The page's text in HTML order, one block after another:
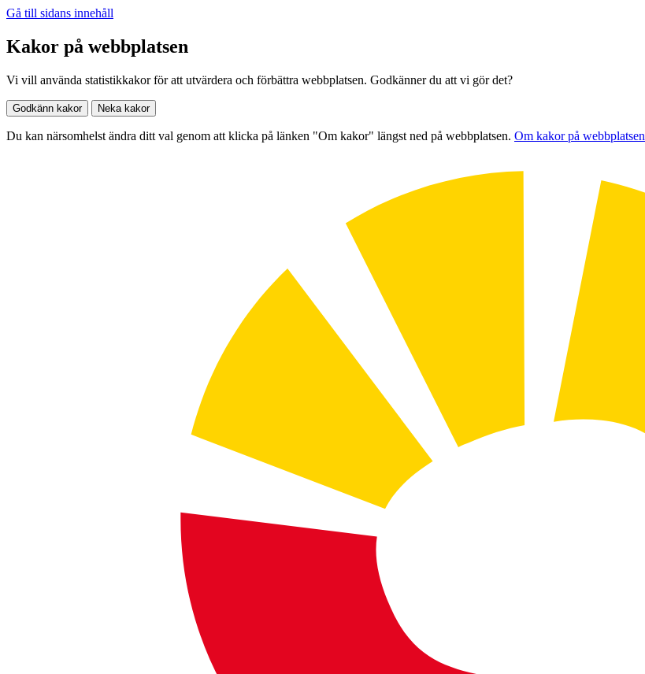
Gå till sidans innehåll
Kakor på webbplatsen
Vi vill använda statistikkakor för att utvärdera och förbättra webbplatsen. Godkänner du att vi gör det?
Godkänn kakor Neka kakor
Du kan närsomhelst ändra ditt val genom att klicka på länken "Om kakor" längst ned på webbplatsen. Om kakor på webbplatsen